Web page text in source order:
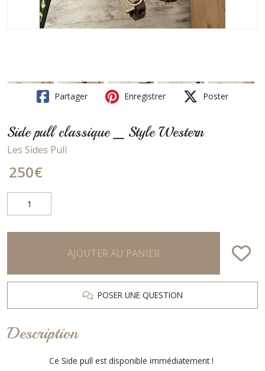
Partager Enregistrer Poster
Side pull classique _ Style Western
Les Sides Pull
250€
AJOUTER AU PANIER
POSER UNE QUESTION
Description
Ce Side pull est disponible immédiatement !